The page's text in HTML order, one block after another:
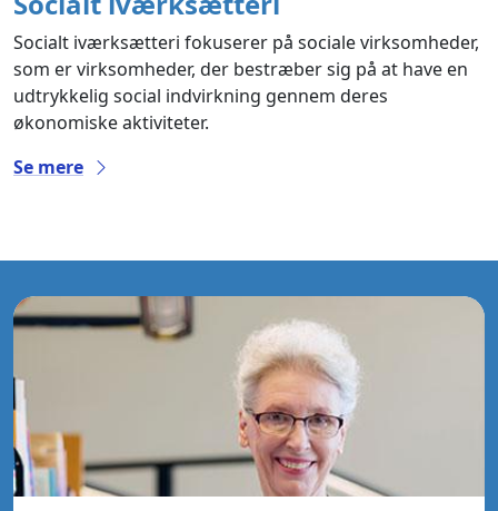
Socialt iværksætteri fokuserer på sociale virksomheder,
som er virksomheder, der bestræber sig på at have en
udtrykkelig social indvirkning gennem deres
økonomiske aktiviteter.
Se mere